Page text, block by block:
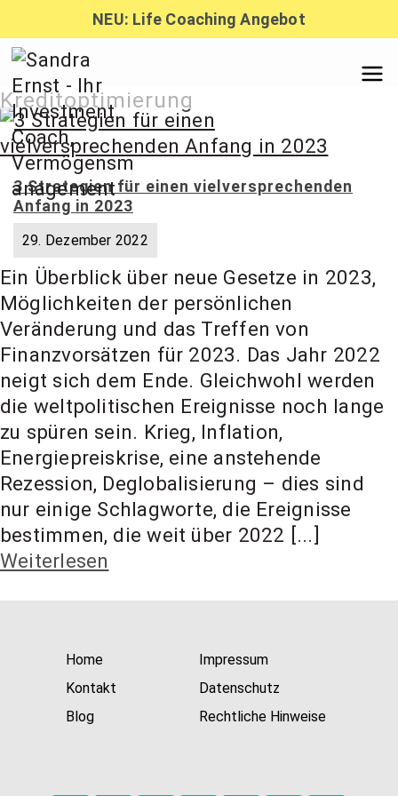
Inhalt
springen
NEU: Life Coaching Angebot
Sandra
Ernst –
Finanzber
atung,
Investmen
t Coach,
Anlageber
atung
Kreditoptimierung
3 Strategien für einen vielversprechenden
Anfang in 2023
29. Dezember 2022
Ein Überblick über neue Gesetze in 2023,
Möglichkeiten der persönlichen
Veränderung und das Treffen von
Finanzvorsätzen für 2023. Das Jahr 2022
neigt sich dem Ende. Gleichwohl werden
die weltpolitischen Ereignisse noch lange
zu spüren sein. Krieg, Inflation,
Energiepreiskrise, eine anstehende
Rezession, Deglobalisierung – dies sind
nur einige Schlagworte, die Ereignisse
bestimmen, die weit über 2022 [...]
Weiterlesen
Home
Kontakt
Blog
Impressum
Datenschutz
Rechtliche Hinweise